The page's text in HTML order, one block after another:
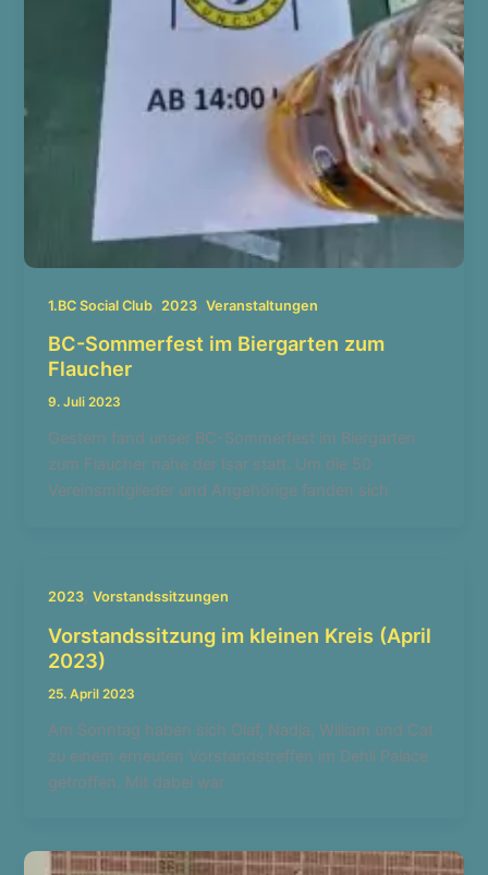
1.BC Social Club,2023,Veranstaltungen
BC-Sommerfest im Biergarten zum
Flaucher
9. Juli 2023
Gestern fand unser BC-Sommerfest im Biergarten
zum Flaucher nahe der Isar statt. Um die 50
Vereinsmitglieder und Angehörige fanden sich
2023,Vorstandssitzungen
Vorstandssitzung im kleinen Kreis (April
2023)
25. April 2023
Am Sonntag haben sich Olaf, Nadja, William und Cat
zu einem erneuten Vorstandstreffen im Dehli Palace
getroffen. Mit dabei war